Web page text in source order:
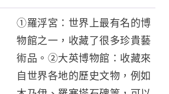
①羅浮宮：世界上最有名的博
物館之一，收藏了很多珍貴藝
術品。②大英博物館：收藏來
自世界各地的歷史文物，例如